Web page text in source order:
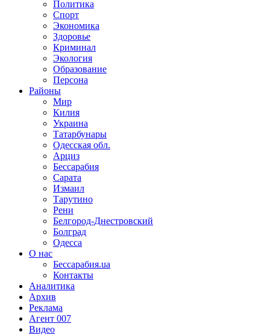
Политика
Спорт
Экономика
Здоровье
Криминал
Экология
Образование
Персона
Районы
Мир
Килия
Украина
Татарбунары
Одесская обл.
Арциз
Бессарабия
Сарата
Измаил
Тарутино
Рени
Белгород-Днестровский
Болград
Одесса
О нас
Бессарабия.ua
Контакты
Аналитика
Архив
Реклама
Агент 007
Видео